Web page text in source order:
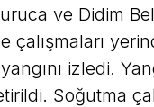
ve Didim
çalışmaları
izledi.
Soğutma